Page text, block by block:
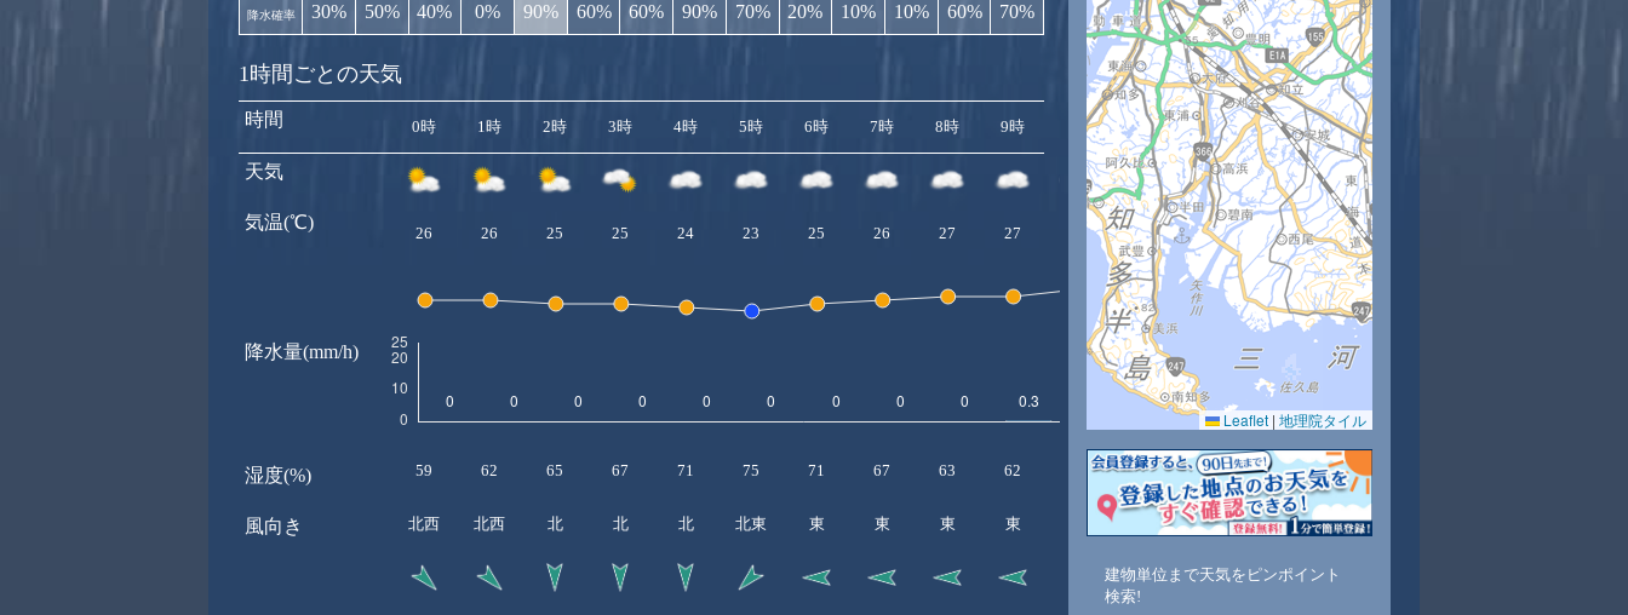
降水確率 30% 50% 40% 0% 90% 60% 60% 90% 70% 20% 10% 10% 60% 70%
1時間ごとの天気
時間
天気
気温(℃)
降水量(mm/h)
湿度(%)
風向き
0時 1時 2時 3時 4時 5時 6時 7時 8時 9時 10時 11時 12時 13時 14時
26 26 25 25 24 23 25 26 27 27 30 31 32 30
59 62 65 67 71 75 71 67 63 62 55 51 48 57
北西 北西 北 北 北 北東 東 東 東 東 南西 南西 東南
Leaflet | 地理院タイル
建物単位まで天気をピンポイント
検索!